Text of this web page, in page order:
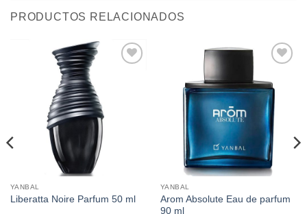
PRODUCTOS RELACIONADOS
YANBAL
Liberatta Noire Parfum 50 ml
a la
lista de
deseos
YANBAL
Arom Absolute Eau de parfum
90 ml